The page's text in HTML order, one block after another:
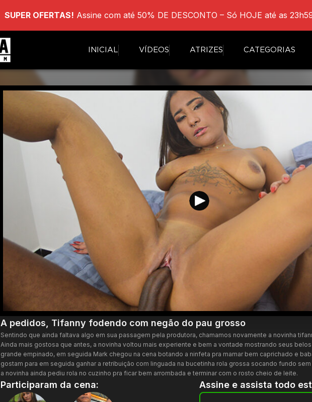
SUPER OFERTAS! Assine com até 50% DE DESCONTO – Só HOJE até as
INICIAL VÍDEOS ATRIZES CATEGORIAS
A pedidos, Tifanny fodendo com negão do pau grosso
Sentindo que ainda faltava algo em sua passagem pela produtora, chamamos novamente a novinha
Ainda mais gostosa que antes, a novinha voltou mais experiente e bem a vontade mostrando seus
grande empinado, em seguida Mark chegou na cena botando a ninfeta pra mamar bem caprichado e
gostam para em seguida ganhar a retribuição com linguada na bucetinha rola grossa socando fundo
a novinha ainda pediu rola no cuzinho pra ficar bem arrombada e terminar com o rosto cheio de leite.
Participaram da cena: Assine e assista todo